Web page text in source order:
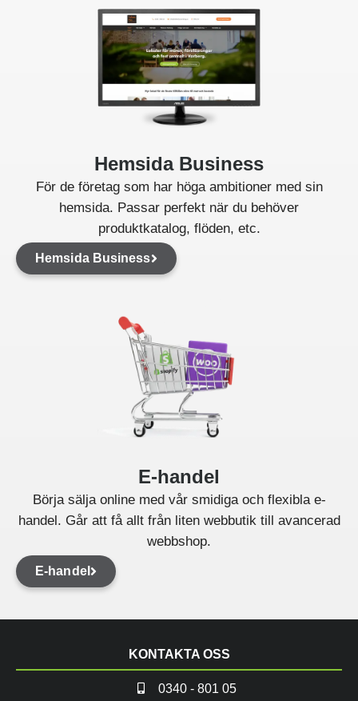
Hemsida Business
För de företag som har höga ambitioner med sin
hemsida. Passar perfekt när du behöver
produktkatalog, flöden, etc.
Hemsida Business
E-handel
Börja sälja online med vår smidiga och flexibla e-
handel. Går att få allt från liten webbutik till avancerad
webbshop.
E-handel
KONTAKTA OSS
0340 - 801 05